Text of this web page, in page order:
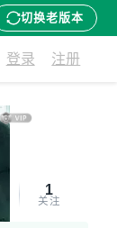
切换老版本
登录 注册
1
关注